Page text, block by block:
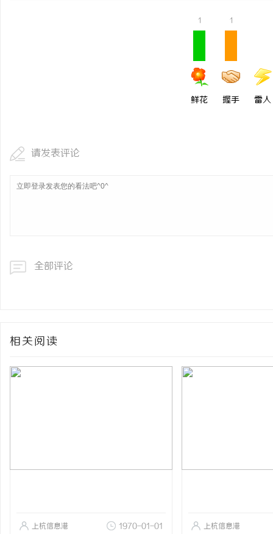
1
鲜花
1
握手 雷人
请发表评论
全部评论
相关阅读
上杭信息港 1970-01-01 上杭信息港